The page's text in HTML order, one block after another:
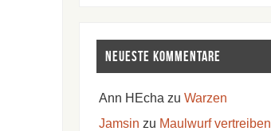
Neueste Kommentare
Ann HEcha zu Warzen
Jamsin zu Maulwurf vertreiben